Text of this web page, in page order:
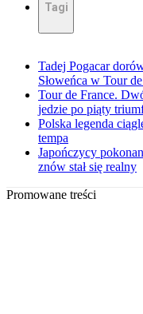
Tagi
Tadej Pogacar
Słoweńca w Tour
Tour de France.
jedzie po piąty
Polska legenda
tempa
Japończycy
znów stał się realny
Promowane treści